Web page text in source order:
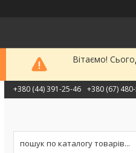
Вітаємо!
+380 (44) 391-25-46 +380 (67)